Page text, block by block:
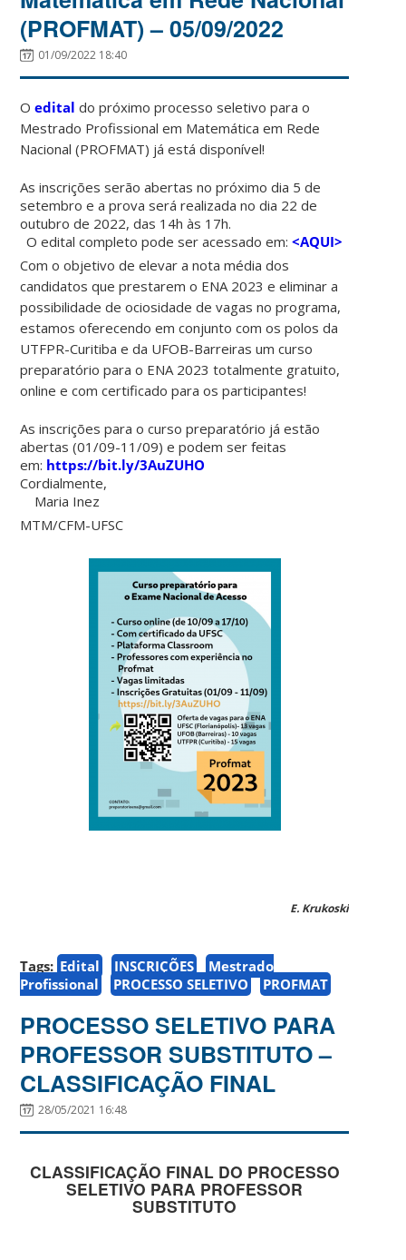
(PROFMAT) – 05/09/2022
01/09/2022 18:40
Oedital do próximo processo seletivo para o
Mestrado Profissional em Matemática em Rede
Nacional (PROFMAT) já está disponível!
As inscrições serão abertas no próximo dia 5 de
setembro e a prova será realizada no dia 22 de
outubro de 2022, das 14h às 17h.
O edital completo pode ser acessado em:<AQUI>
Com o objetivo de elevar a nota média dos
candidatos que prestarem o ENA 2023 e eliminar a
possibilidade de ociosidade de vagas no programa,
estamos oferecendo em conjunto com os polos da
UTFPR-Curitiba e da UFOB-Barreiras um curso
preparatório para o ENA 2023 totalmente gratuito,
online e com certificado para os participantes!
As inscrições para o curso preparatório já estão
abertas (01/09-11/09) e podem ser feitas
em: https://bit.ly/3AuZUHO
Cordialmente,
Maria Inez
MTM/CFM-UFSC
E. Krukoski
Tags: Edital INSCRIÇÕES
Mestrado
Profissional
PROCESSO SELETIVO PROFMAT
PROCESSO SELETIVO PARA
PROFESSOR SUBSTITUTO –
CLASSIFICAÇÃO FINAL
28/05/2021 16:48
CLASSIFICAÇÃO FINAL DO PROCESSO
SELETIVO PARA PROFESSOR
SUBSTITUTO